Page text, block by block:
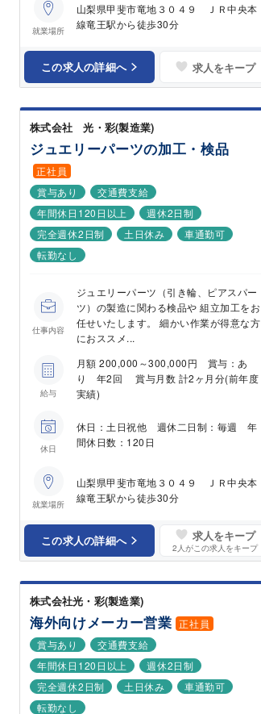
就業場所
山梨県甲斐市竜地３０４９ ＪＲ中央本
線竜王駅から徒歩30分
この求人の詳細へ 求人をキープ
株式会社 光・彩(製造業)
ジュエリーパーツの加工・検品
正社員
賞与あり
交通費支給
年間休日120日以上
週休2日制
完全週休2日制
土日休み
車通勤可
転勤なし
仕事内容
ジュエリーパーツ（引き輪、ピアスパー
ツ）の製造に関わる検品や 組立加工をお
任せいたします。 細かい作業が得意な方
におススメ...
給与
月額 200,000～300,000円 賞与：あ
り 年2回 賞与月数 計2ヶ月分(前年度
実績)
休日
休日：土日祝他 週休二日制：毎週 年
間休日数：120日
就業場所
山梨県甲斐市竜地３０４９ ＪＲ中央本
線竜王駅から徒歩30分
この求人の詳細へ 求人をキープ
2 人がこの求人をキープ
株式会社光・彩(製造業)
海外向けメーカー営業 正社員
賞与あり
交通費支給
年間休日120日以上
週休2日制
完全週休2日制
土日休み
車通勤可
転勤なし